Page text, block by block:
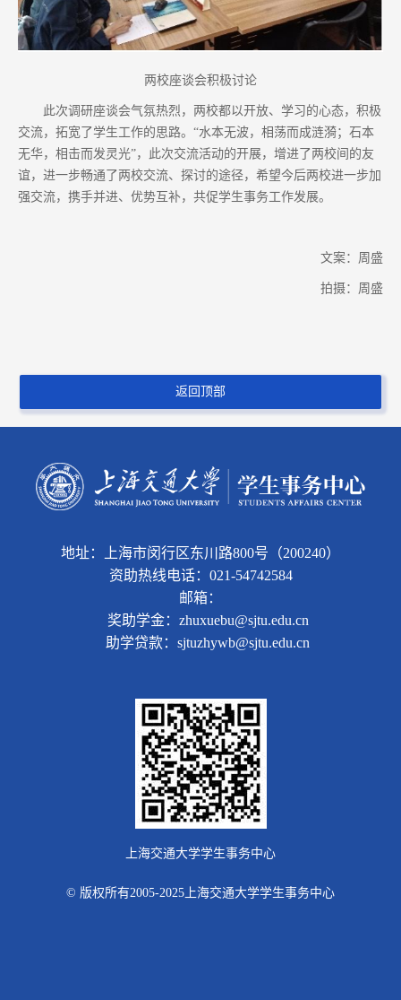
两校座谈会积极讨论
此次调研座谈会气氛热烈，两校都以开放、学习的心态，积极
交流，拓宽了学生工作的思路。“水本无波，相荡而成涟漪；石本
无华，相击而发灵光”，此次交流活动的开展，增进了两校间的友
谊，进一步畅通了两校交流、探讨的途径，希望今后两校进一步加
强交流，携手并进、优势互补，共促学生事务工作发展。
文案：周盛
拍摄：周盛
返回顶部
地址：上海市闵行区东川路800号（200240）
资助热线电话：021-54742584
邮箱：
奖助学金：zhuxuebu@sjtu.edu.cn
助学贷款：sjtuzhywb@sjtu.edu.cn
上海交通大学学生事务中心
© 版权所有2005-2025上海交通大学学生事务中心